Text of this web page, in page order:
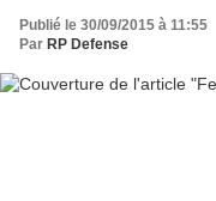
Publié le 30/09/2015 à 11:55
Par RP Defense